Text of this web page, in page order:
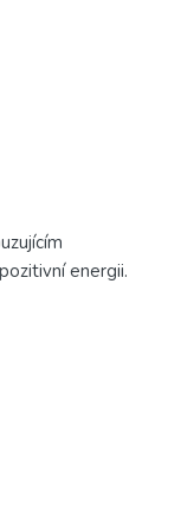
energii.